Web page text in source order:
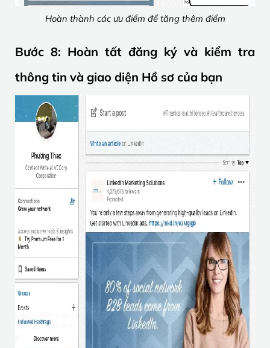
Hoàn thành các ưu điểm để tăng thêm điểm
Bước 8: Hoàn tất đăng ký và kiểm tra
thông tin và giao diện Hồ sơ của bạn